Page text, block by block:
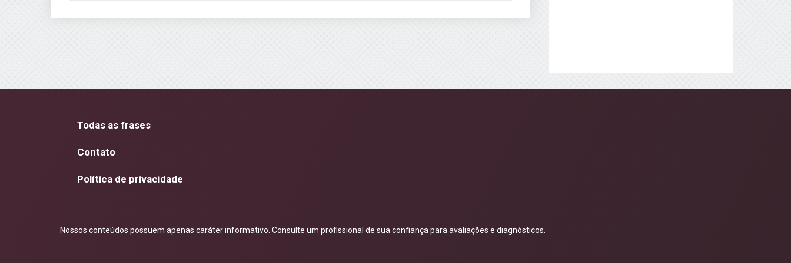
Todas as frases
Contato
Política de privacidade
Nossos conteúdos possuem apenas caráter informativo. Consulte um profissional de sua confiança para avaliações e diagnósticos.